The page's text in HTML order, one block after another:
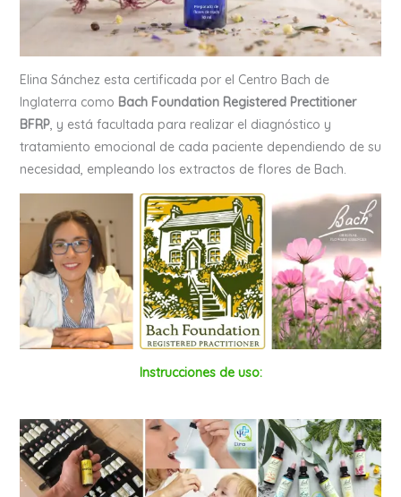
Elina Sánchez esta certificada por el Centro Bach de
Inglaterra como Bach Foundation Registered Prectitioner
BFRP, y está facultada para realizar el diagnóstico y
tratamiento emocional de cada paciente dependiendo de su
necesidad, empleando los extractos de flores de Bach.
Instrucciones de uso: